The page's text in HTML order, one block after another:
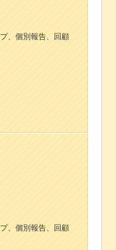
、個別報告、回顧
、個別報告、回顧